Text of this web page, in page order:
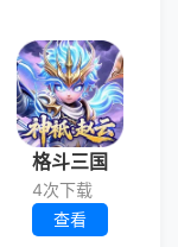
格斗三国
4次下载
查看